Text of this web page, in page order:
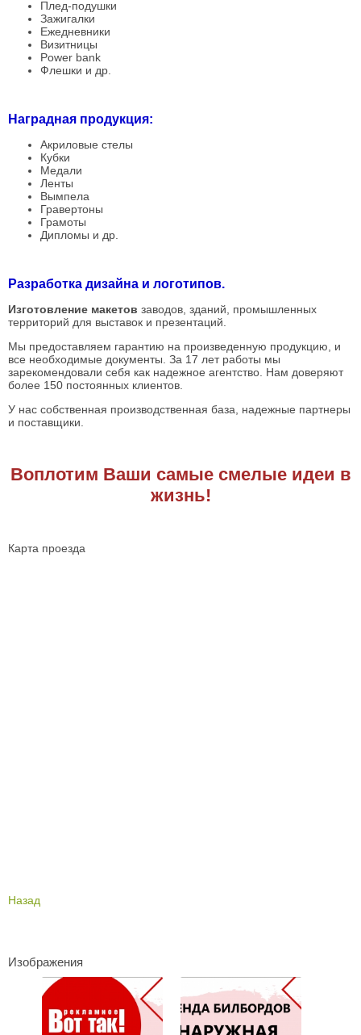
Плед-подушки
Зажигалки
Ежедневники
Визитницы
Power bank
Флешки и др.
Наградная продукция:
Акриловые стелы
Кубки
Медали
Ленты
Вымпела
Гравертоны
Грамоты
Дипломы и др.
Разработка дизайна и логотипов.
Изготовление макетов заводов, зданий, промышленных
территорий для выставок и презентаций.
Мы предоставляем гарантию на произведенную продукцию, и
все необходимые документы. За 17 лет работы мы
зарекомендовали себя как надежное агентство. Нам доверяют
более 150 постоянных клиентов.
У нас собственная производственная база, надежные партнеры
и поставщики.
Воплотим Ваши самые смелые идеи в
жизнь!
Карта проезда
Назад
Изображения